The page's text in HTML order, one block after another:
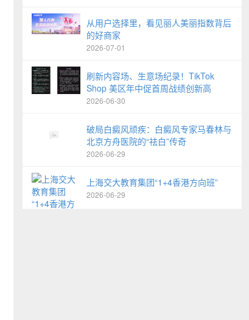
从用户选择里，看见丽人美丽指数背后
的好商家
2026-07-01
刷新内容场、生意场纪录！TikTok
Shop 美区年中促首周战绩创新高
2026-06-30
破局白癜风顽疾：白癜风专家马春林与
北京方舟医院的“祛白”传奇
2026-06-29
上海交大教育集团“1+4香港方向班”
2026-06-29